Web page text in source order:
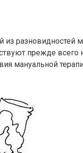
из разновидностей
прежде всего
мануальной